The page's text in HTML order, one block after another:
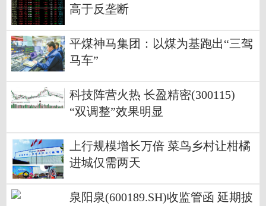
高于反垄断
平煤神马集团：以煤为基跑出“三驾
马车”
科技阵营火热 长盈精密(300115)
“双调整”效果明显
上行规模增长万倍 菜鸟乡村让柑橘
进城仅需两天
泉阳泉(600189.SH)收监管函 延期披